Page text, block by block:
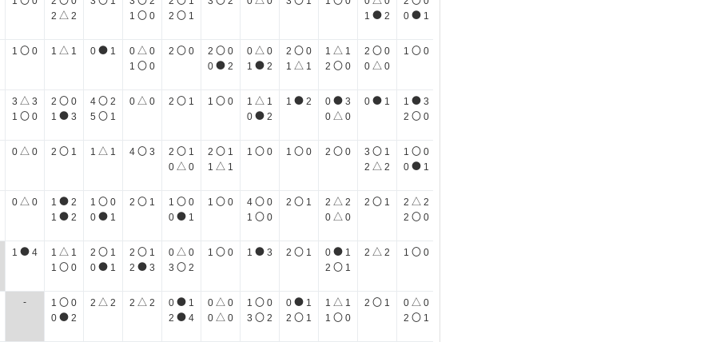
2 △ 2
1 〇 0
2 〇 1
1 ● 2
0 ● 1
1 〇 0 1 △ 1 0 ● 1 0 △ 0
1 〇 0
2 〇 0 2 〇 0
0 ● 2
0 △ 0
1 ● 2
2 〇 0
1 △ 1
1 △ 1
2 〇 0
2 〇 0
0 △ 0
1 〇 0
3 △ 3
1 〇 0
2 〇 0
1 ● 3
4 〇 2
5 〇 1
0 △ 0 2 〇 1 1 〇 0 1 △ 1
0 ● 2
1 ● 2 0 ● 3
0 △ 0
0 ● 1 1 ● 3
2 〇 0
0 △ 0 2 〇 1 1 △ 1 4 〇 3 2 〇 1
0 △ 0
2 〇 1
1 △ 1
1 〇 0 1 〇 0 2 〇 0 3 〇 1
2 △ 2
1 〇 0
0 ● 1
0 △ 0 1 ● 2
1 ● 2
1 〇 0
0 ● 1
2 〇 1 1 〇 0
0 ● 1
1 〇 0 4 〇 0
1 〇 0
2 〇 1 2 △ 2
0 △ 0
2 〇 1 2 △ 2
2 〇 0
1 ● 4 1 △ 1
1 〇 0
2 〇 1
0 ● 1
2 〇 1
2 ● 3
0 △ 0
3 〇 2
1 〇 0 1 ● 3 2 〇 1 0 ● 1
2 〇 1
2 △ 2 1 〇 0
- 1 〇 0
0 ● 2
2 △ 2 2 △ 2 0 ● 1
2 ● 4
0 △ 0
0 △ 0
1 〇 0
3 〇 2
0 ● 1
2 〇 1
1 △ 1
1 〇 0
2 〇 1 0 △ 0
2 〇 1